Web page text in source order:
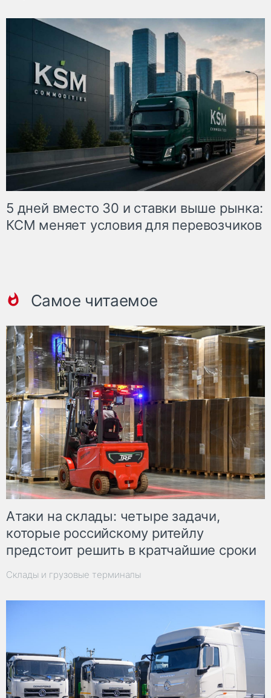
5 дней вместо 30 и ставки выше рынка:
КСМ меняет условия для перевозчиков
Самое читаемое
Атаки на склады: четыре задачи,
которые российскому ритейлу
предстоит решить в кратчайшие сроки
Склады и грузовые терминалы